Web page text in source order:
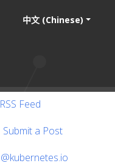
中文 (Chinese)
RSS Feed
Submit a Post
@kubernetes.io